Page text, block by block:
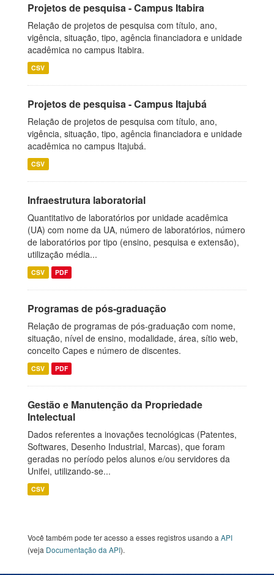
Projetos de pesquisa - Campus Itabira
Relação de projetos de pesquisa com título, ano,
vigência, situação, tipo, agência financiadora e unidade
acadêmica no campus Itabira.
CSV
Projetos de pesquisa - Campus Itajubá
Relação de projetos de pesquisa com título, ano,
vigência, situação, tipo, agência financiadora e unidade
acadêmica no campus Itajubá.
CSV
Infraestrutura laboratorial
Quantitativo de laboratórios por unidade acadêmica
(UA) com nome da UA, número de laboratórios, número
de laboratórios por tipo (ensino, pesquisa e extensão),
utilização média...
CSV PDF
Programas de pós-graduação
Relação de programas de pós-graduação com nome,
situação, nível de ensino, modalidade, área, sítio web,
conceito Capes e número de discentes.
CSV PDF
Gestão e Manutenção da Propriedade
Intelectual
Dados referentes a inovações tecnológicas (Patentes,
Softwares, Desenho Industrial, Marcas), que foram
geradas no período pelos alunos e/ou servidores da
Unifei, utilizando-se...
CSV
Você também pode ter acesso a esses registros usando a API
(veja Documentação da API).